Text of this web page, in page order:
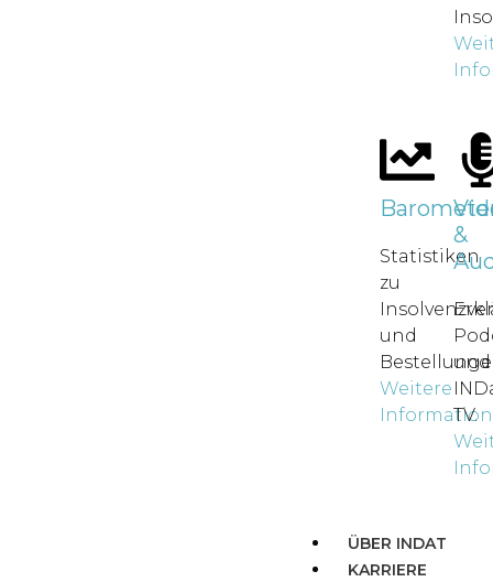
Statistiken
zu
und
Weitere
&
und
TV.
ÜBER INDAT
KARRIERE